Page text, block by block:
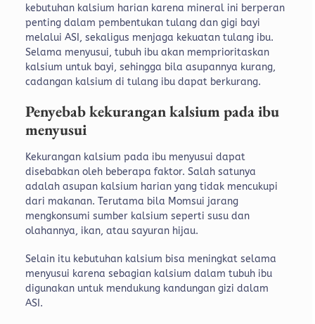
kebutuhan kalsium harian karena mineral ini berperan
penting dalam pembentukan tulang dan gigi bayi
melalui ASI, sekaligus menjaga kekuatan tulang ibu.
Selama menyusui, tubuh ibu akan memprioritaskan
kalsium untuk bayi, sehingga bila asupannya kurang,
cadangan kalsium di tulang ibu dapat berkurang.
Penyebab kekurangan kalsium pada ibu
menyusui
Kekurangan kalsium pada ibu menyusui dapat
disebabkan oleh beberapa faktor. Salah satunya
adalah asupan kalsium harian yang tidak mencukupi
dari makanan. Terutama bila Momsui jarang
mengkonsumi sumber kalsium seperti susu dan
olahannya, ikan, atau sayuran hijau.
Selain itu kebutuhan kalsium bisa meningkat selama
menyusui karena sebagian kalsium dalam tubuh ibu
digunakan untuk mendukung kandungan gizi dalam
ASI.